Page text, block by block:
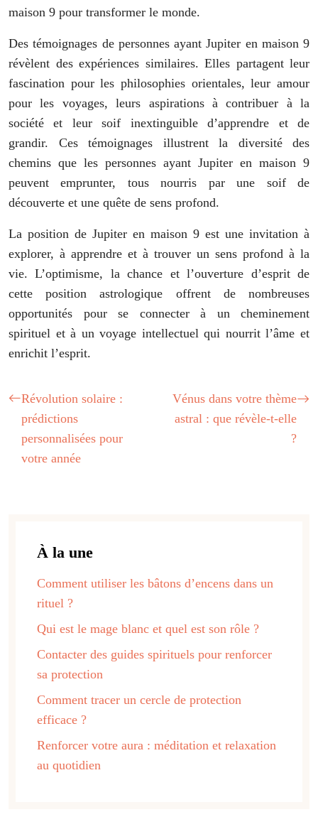
maison 9 pour transformer le monde.
Des témoignages de personnes ayant Jupiter en maison 9
révèlent des expériences similaires. Elles partagent leur
fascination pour les philosophies orientales, leur amour
pour les voyages, leurs aspirations à contribuer à la
société et leur soif inextinguible d’apprendre et de
grandir. Ces témoignages illustrent la diversité des
chemins que les personnes ayant Jupiter en maison 9
peuvent emprunter, tous nourris par une soif de
découverte et une quête de sens profond.
La position de Jupiter en maison 9 est une invitation à
explorer, à apprendre et à trouver un sens profond à la
vie. L’optimisme, la chance et l’ouverture d’esprit de
cette position astrologique offrent de nombreuses
opportunités pour se connecter à un cheminement
spirituel et à un voyage intellectuel qui nourrit l’âme et
enrichit l’esprit.
Révolution solaire :
prédictions
personnalisées pour
votre année
Vénus dans votre thème
astral : que révèle-t-elle
?
À la une
Comment utiliser les bâtons d’encens dans un
rituel ?
Qui est le mage blanc et quel est son rôle ?
Contacter des guides spirituels pour renforcer
sa protection
Comment tracer un cercle de protection
efficace ?
Renforcer votre aura : méditation et relaxation
au quotidien